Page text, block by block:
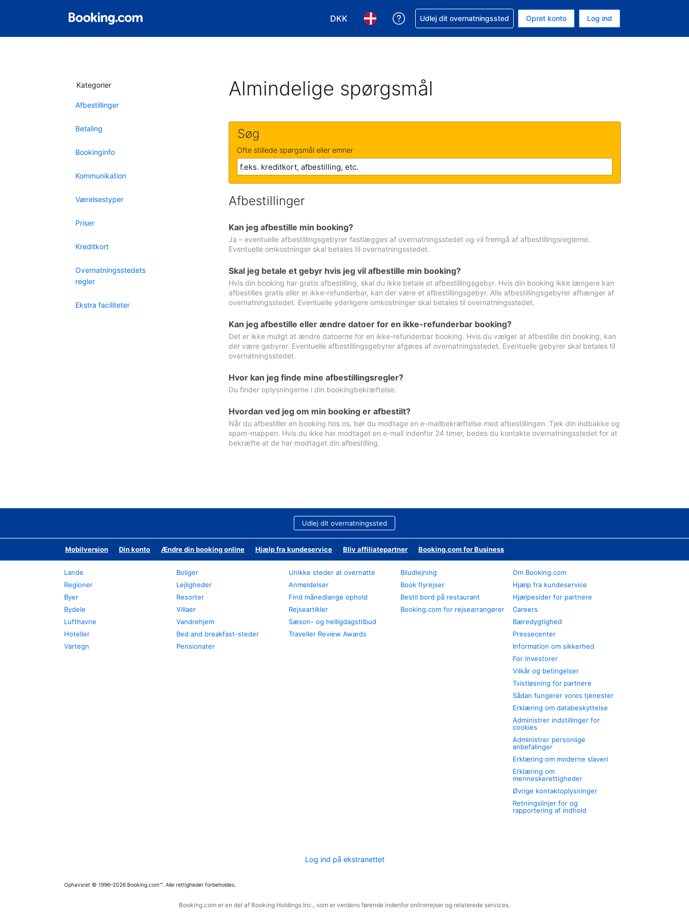
DKK
Vælg valuta. Din nuværende valuta er Danske kroner
Vælg sprog. Dit nuværende sprog er Dansk
Få hjælp til en booking
Udlej dit overnatningssted Opret konto Log ind
Kategorier
Afbestillinger
Betaling
Bookinginfo
Kommunikation
Værelsestyper
Priser
Kreditkort
Overnatningsstedets
regler
Ekstra faciliteter
Almindelige spørgsmål
Søg
Ofte stillede spørgsmål eller emner
Afbestillinger
Kan jeg afbestille min booking?
Ja – eventuelle afbestillingsgebyrer fastlægges af overnatningsstedet og vil fremgå af afbestillingsreglerne.
Eventuelle omkostninger skal betales til overnatningsstedet.
Skal jeg betale et gebyr hvis jeg vil afbestille min booking?
Hvis din booking har gratis afbestilling, skal du ikke betale et afbestillingsgebyr. Hvis din booking ikke længere kan
afbestilles gratis eller er ikke-refunderbar, kan der være et afbestillingsgebyr. Alle afbestillingsgebyrer afhænger af
overnatningsstedet. Eventuelle yderligere omkostninger skal betales til overnatningsstedet.
Kan jeg afbestille eller ændre datoer for en ikke-refunderbar booking?
Det er ikke muligt at ændre datoerne for en ikke-refunderbar booking. Hvis du vælger at afbestille din booking, kan
der være gebyrer. Eventuelle afbestillingsgebyrer afgøres af overnatningsstedet. Eventuelle gebyrer skal betales til
overnatningsstedet.
Hvor kan jeg finde mine afbestillingsregler?
Du finder oplysningerne i din bookingbekræftelse.
Hvordan ved jeg om min booking er afbestilt?
Når du afbestiller en booking hos os, bør du modtage en e-mailbekræftelse med afbestillingen. Tjek din indbakke og
spam-mappen. Hvis du ikke har modtaget en e-mail indenfor 24 timer, bedes du kontakte overnatningsstedet for at
bekræfte at de har modtaget din afbestilling.
Udlej dit overnatningssted
Mobilversion Din konto Ændre din booking online Hjælp fra kundeservice Bliv affiliatepartner Booking.com for Business
Lande
Regioner
Byer
Bydele
Lufthavne
Hoteller
Vartegn
Boliger
Lejligheder
Resorter
Villaer
Vandrehjem
Bed and breakfast-steder
Pensionater
Unikke steder at overnatte
Anmeldelser
Find månedlange ophold
Rejseartikler
Sæson- og helligdagstilbud
Traveller Review Awards
Biludlejning
Book flyrejser
Bestil bord på restaurant
Booking.com for rejsearrangører
Om Booking.com
Hjælp fra kundeservice
Hjælpesider for partnere
Careers
Bæredygtighed
Pressecenter
Information om sikkerhed
For investorer
Vilkår og betingelser
Tvistløsning for partnere
Sådan fungerer vores tjenester
Erklæring om databeskyttelse
Administrer indstillinger for
cookies
Administrer personlige
anbefalinger
Erklæring om moderne slaveri
Erklæring om
menneskerettigheder
Øvrige kontaktoplysninger
Retningslinjer for og
rapportering af indhold
Log ind på ekstranettet
Ophavsret © 1996–2026 Booking.com™. Alle rettigheder forbeholdes.
Booking.com er en del af Booking Holdings Inc., som er verdens førende indenfor onlinerejser og relaterede services.